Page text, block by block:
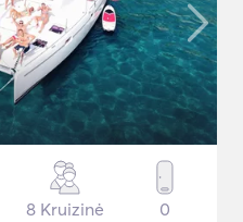
8 Kruizinė 0